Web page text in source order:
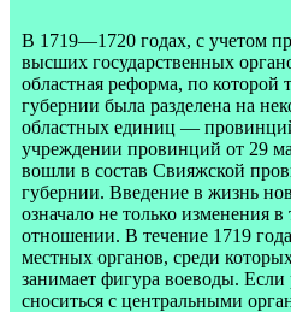
В 1719—1720 годах, с учетом
высших государственных
областная реформа, по которой
губернии была разделена на
областных единиц —
учреждении провинций от 29
вошли в состав Свияжской
губернии. Введение в жизнь
означало не только изменения
отношении. В течение 1719
местных органов, среди
занимает фигура воеводы.
сноситься с центральными